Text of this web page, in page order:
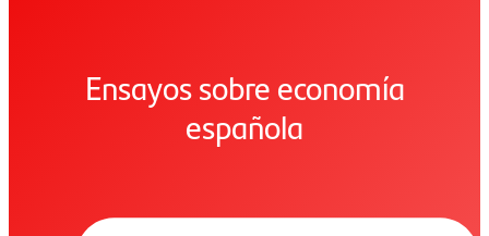
Ensayos sobre economía
española